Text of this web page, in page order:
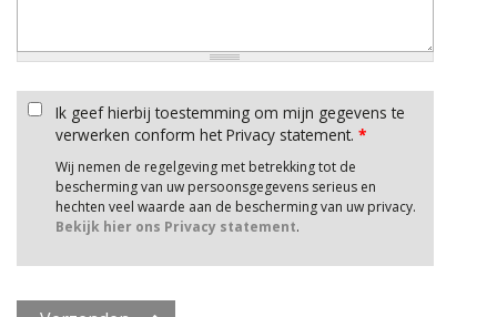
Ik geef hierbij toestemming om mijn gegevens te
verwerken conform het Privacy statement. *
Wij nemen de regelgeving met betrekking tot de
bescherming van uw persoonsgegevens serieus en
hechten veel waarde aan de bescherming van uw privacy.
Bekijk hier ons Privacy statement.